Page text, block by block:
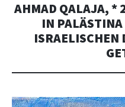
AHMAD QALAJA, *
IN
ISRAELISCHEN